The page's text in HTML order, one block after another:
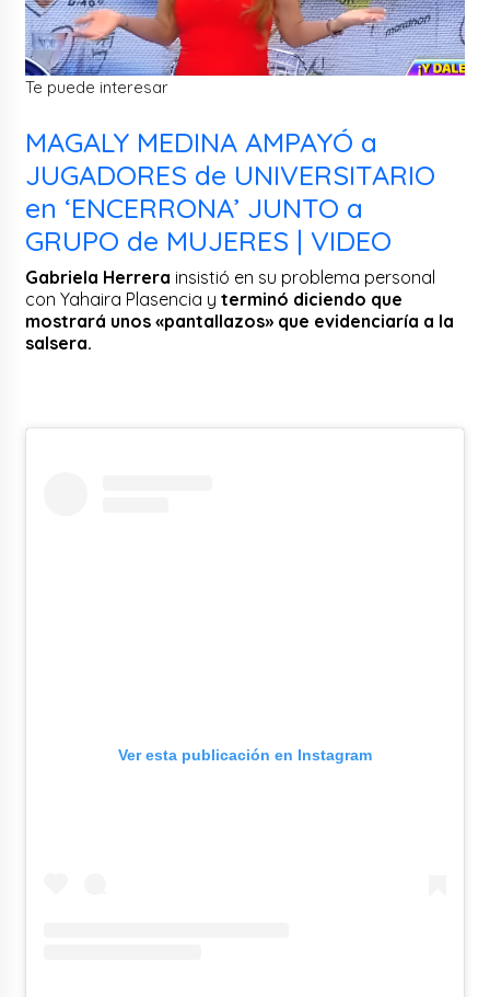
Te puede interesar
MAGALY MEDINA AMPAYÓ a
JUGADORES de UNIVERSITARIO
en ‘ENCERRONA’ JUNTO a
GRUPO de MUJERES | VIDEO
Gabriela Herrera insistió en su problema personal
con Yahaira Plasencia y terminó diciendo que
mostrará unos «pantallazos» que evidenciaría a la
salsera.
Ver esta publicación en Instagram